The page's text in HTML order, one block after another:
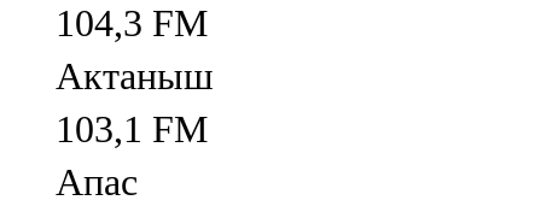
104,3 FM
Актаныш
103,1 FM
Апас